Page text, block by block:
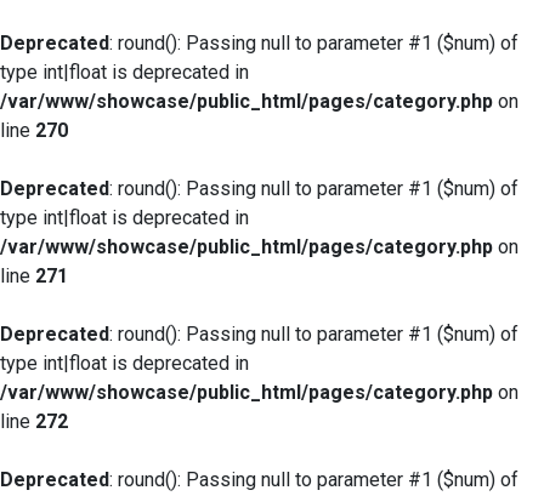
Deprecated: round(): Passing null to parameter #1 ($num) of
type int|float is deprecated in
/var/www/showcase/public_html/pages/category.php on
line 270
Deprecated: round(): Passing null to parameter #1 ($num) of
type int|float is deprecated in
/var/www/showcase/public_html/pages/category.php on
line 271
Deprecated: round(): Passing null to parameter #1 ($num) of
type int|float is deprecated in
/var/www/showcase/public_html/pages/category.php on
line 272
Deprecated: round(): Passing null to parameter #1 ($num) of